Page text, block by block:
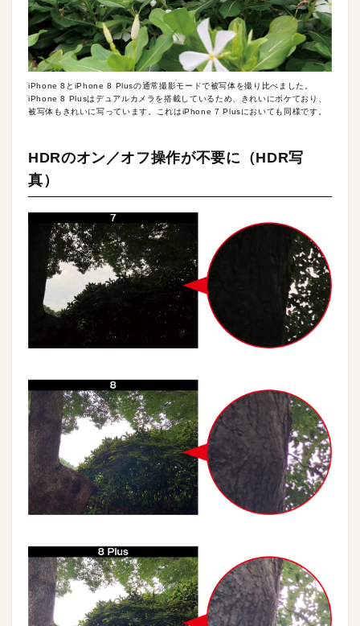
iPhone 8とiPhone 8 Plusの通常撮影モードで被写体を撮り比べました。
iPhone 8 Plusはデュアルカメラを搭載しているため、きれいにボケており、
被写体もきれいに写っています。これはiPhone 7 Plusにおいても同様です。
HDRのオン／オフ操作が不要に（HDR写
真）